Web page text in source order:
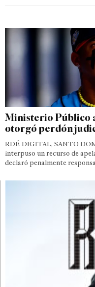
Ministerio Público
otorgó perdón
RDÉ DIGITAL, SANTO
interpuso un recurso de
declaró penalmente